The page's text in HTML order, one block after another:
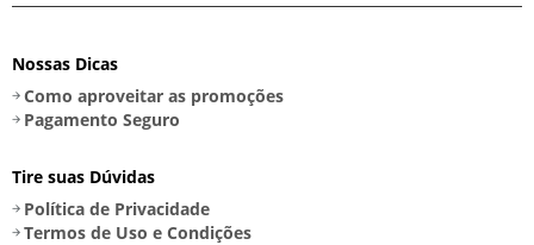
Nossas Dicas
Como aproveitar as promoções
Pagamento Seguro
Tire suas Dúvidas
Política de Privacidade
Termos de Uso e Condições